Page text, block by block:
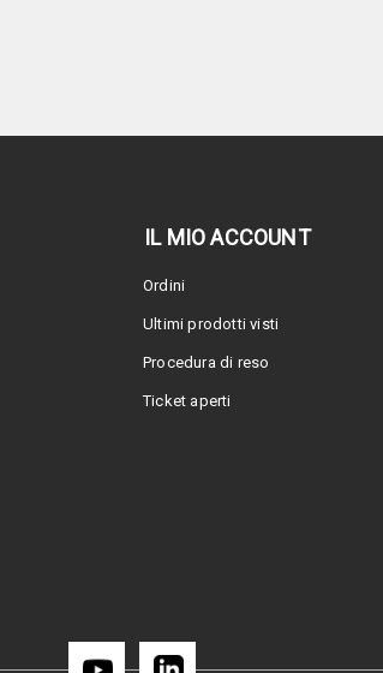
IL MIO ACCOUNT
Ordini
Ultimi prodotti visti
Procedura di reso
Ticket aperti